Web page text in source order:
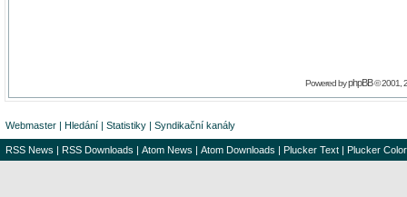
Powered byphpBB© 2001,
Webmaster | Hledání | Statistiky | Syndikační kanály
RSS News | RSS Downloads | Atom News | Atom Downloads | Plucker Text | Plucker Color